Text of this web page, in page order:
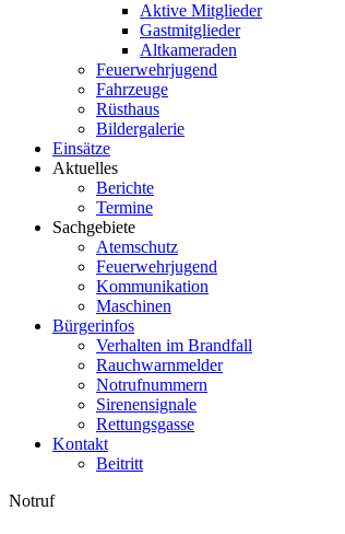
Aktive Mitglieder
Gastmitglieder
Altkameraden
Feuerwehrjugend
Fahrzeuge
Rüsthaus
Bildergalerie
Einsätze
Aktuelles
Berichte
Termine
Sachgebiete
Atemschutz
Feuerwehrjugend
Kommunikation
Maschinen
Bürgerinfos
Verhalten im Brandfall
Rauchwarnmelder
Notrufnummern
Sirenensignale
Rettungsgasse
Kontakt
Beitritt
Notruf